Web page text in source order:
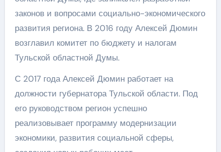
законов и вопросами социально-экономического
развития региона. В 2016 году Алексей Дюмин
возглавил комитет по бюджету и налогам
Тульской областной Думы.
С 2017 года Алексей Дюмин работает на
должности губернатора Тульской области. Под
его руководством регион успешно
реализовывает программу модернизации
экономики, развития социальной сферы,